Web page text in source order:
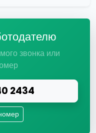
звонка или
2434